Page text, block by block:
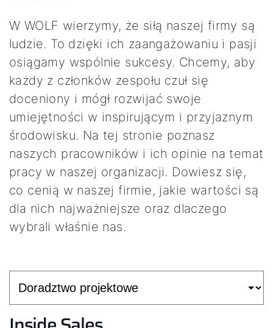
W WOLF wierzymy, że siłą naszej firmy są
ludzie. To dzięki ich zaangażowaniu i pasji
osiągamy wspólnie sukcesy. Chcemy, aby
każdy z członków zespołu czuł się
doceniony i mógł rozwijać swoje
umiejętności w inspirującym i przyjaznym
środowisku. Na tej stronie poznasz
naszych pracowników i ich opinie na temat
pracy w naszej organizacji. Dowiesz się,
co cenią w naszej firmie, jakie wartości są
dla nich najważniejsze oraz dlaczego
wybrali właśnie nas.